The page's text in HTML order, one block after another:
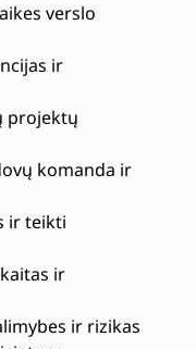
verslo
ir
projektų
komanda ir
ir teikti
ir
ir rizikas